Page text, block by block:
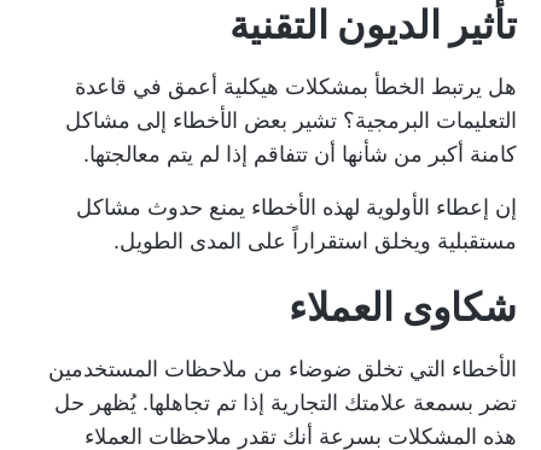
تأثير الديون التقنية
هل يرتبط الخطأ بمشكلات هيكلية أعمق في قاعدة
التعليمات البرمجية؟ تشير بعض الأخطاء إلى مشاكل
كامنة أكبر من شأنها أن تتفاقم إذا لم يتم معالجتها.
إن إعطاء الأولوية لهذه الأخطاء يمنع حدوث مشاكل
مستقبلية ويخلق استقراراً على المدى الطويل.
شكاوى العملاء
الأخطاء التي تخلق ضوضاء من ملاحظات المستخدمين
تضر بسمعة علامتك التجارية إذا تم تجاهلها. يُظهر حل
هذه المشكلات بسرعة أنك تقدر ملاحظات العملاء